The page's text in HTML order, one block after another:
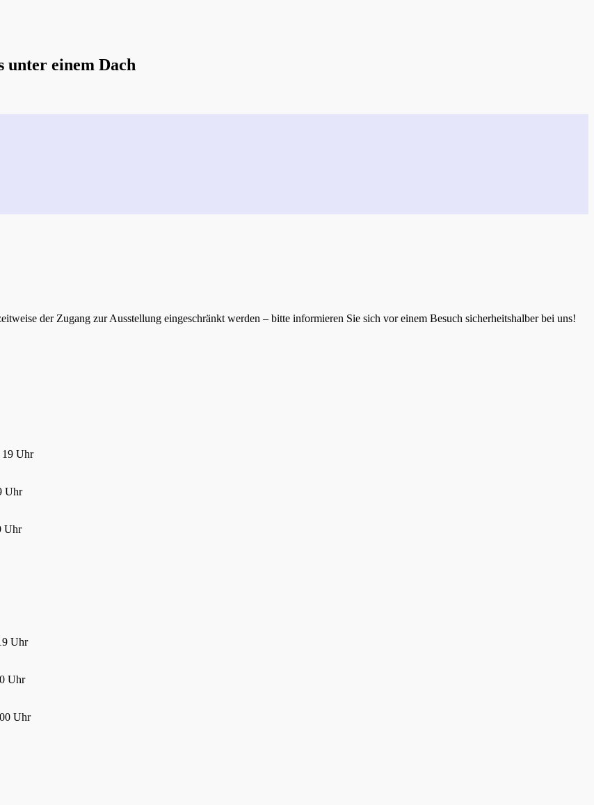
unter einem Dach
der Zugang zur Ausstellung eingeschränkt werden – bitte informieren Sie sich vor einem Besuch sicherheitshalber bei uns!
19 Uhr
Uhr
Uhr
Uhr
Uhr
Uhr